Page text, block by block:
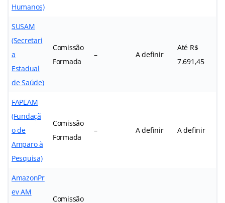
Humanos)
SUSAM
(Secretari
a
Estadual
de Saúde)
Comissão
Formada
– A definir
Até R$
7.691,45
FAPEAM
(Fundaçã
o de
Amparo à
Pesquisa)
Comissão
Formada
– A definir A definir
AmazonPr
ev AM
Comissão